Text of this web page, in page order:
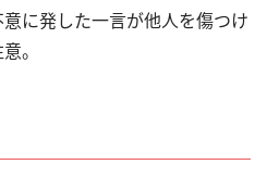
に発した一言が他人を傷つけ
。